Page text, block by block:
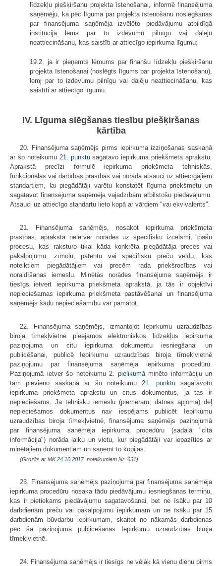
līdzekļu piešķiršanu projekta īstenošanai, informē finansējuma
saņēmēju, ka pēc līguma par projekta īstenošanu noslēgšanas
par finansējuma saņēmēja izvēlēto piedāvājumu atbildīgā
institūcija lems par to izdevumu pilnīgu vai daļēju
neattiecināšanu, kas saistīti ar attiecīgo iepirkuma līgumu;
19.2. ja ir pieņemts lēmums par finanšu līdzekļu piešķiršanu
projekta īstenošanai (noslēgts līgums par projekta īstenošanu),
lemj par to izdevumu pilnīgu vai daļēju neattiecināšanu, kas
saistīti ar attiecīgo līgumu.
IV. Līguma slēgšanas tiesību piešķiršanas
kārtība
20. Finansējuma saņēmējs pirms iepirkuma izziņošanas saskaņā
ar šo noteikumu 21. punktusagatavo iepirkuma priekšmeta aprakstu.
Aprakstā precīzi formulē iepirkuma priekšmeta tehniskās,
funkcionālās vai darbības prasības vai norāda atsauci uz attiecīgajiem
standartiem, lai piegādātāji varētu konstatēt līguma priekšmetu un
sagatavot finansējuma saņēmēja vajadzībām atbilstošu piedāvājumu.
Atsauci uz attiecīgo standartu lieto kopā ar vārdiem "vai ekvivalents".
21. Finansējuma saņēmējs, nosakot iepirkuma priekšmeta
prasības, aprakstā neietver norādes uz specifisku izcelsmi, īpašu
procesu, kas raksturo tikai kāda konkrēta piegādātāja preces vai
pakalpojumu, zīmolu, patentu vai specifisku preču veidu, kas
noteiktiem piegādātājiem vai precēm rada priekšrocības vai
noraidīšanas iemeslu. Minētās norādes finansējuma saņēmējs ir
tiesīgs ietvert iepirkuma priekšmeta aprakstā, ja tās ir objektīvi
nepieciešamas iepirkuma priekšmeta pastāvēšanai un finansējuma
saņēmējs šādu nepieciešamību var pamatot.
22. Finansējuma saņēmējs, izmantojot Iepirkumu uzraudzības
biroja tīmekļvietnē pieejamos elektroniskos līdzekļus iepirkuma
paziņojuma un citu iepirkuma dokumentu iesniegšanai un
publicēšanai, publicē Iepirkumu uzraudzības biroja tīmekļvietnē
paziņojumu par finansējuma saņēmēja iepirkuma procedūru.
Paziņojumā ietver šo noteikumu 2. pielikumāminēto informāciju un
tam pievieno saskaņā ar šo noteikumu 21. punktusagatavoto
iepirkuma priekšmeta aprakstu un citus dokumentus, ja tas ir
nepieciešams. Ja tehnisku iemeslu (piemēram, datnes apjoma) dēļ
nepieciešamos dokumentus nav iespējams publicēt Iepirkumu
uzraudzības biroja tīmekļvietnē, finansējuma saņēmējs paziņojumā
par finansējuma saņēmēja iepirkuma procedūru (sadaļā "cita
informācija") norāda laiku un vietu, kur piegādātāji var iepazīties ar
minētajiem dokumentiem un saņemt to kopijas.
(Grozīts ar MK24.10.2017. noteikumiem Nr. 631)
23. Finansējuma saņēmējs paziņojumā par finansējuma saņēmēja
iepirkuma procedūru nosaka tādu piedāvājumu iesniegšanas termiņu,
kas ir pietiekams piedāvājumu sagatavošanai, bet ne īsāku par 10
darbdienām preču vai pakalpojumu iepirkumam un ne īsāku par 15
darbdienām būvdarbu iepirkumam, skaitot no nākamās darbdienas
pēc šā paziņojuma publicēšanas Iepirkumu uzraudzības biroja
tīmekļvietnē.
24. Finansējuma saņēmējs ir tiesīgs ne vēlāk kā vienu dienu pirms